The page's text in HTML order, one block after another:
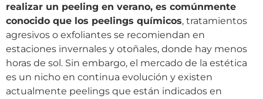
realizar un peeling en verano, es comúnmente
conocido que los peelings químicos, tratamientos
agresivos o exfoliantes se recomiendan en
estaciones invernales y otoñales, donde hay menos
horas de sol. Sin embargo, el mercado de la estética
es un nicho en continua evolución y existen
actualmente peelings que están indicados en